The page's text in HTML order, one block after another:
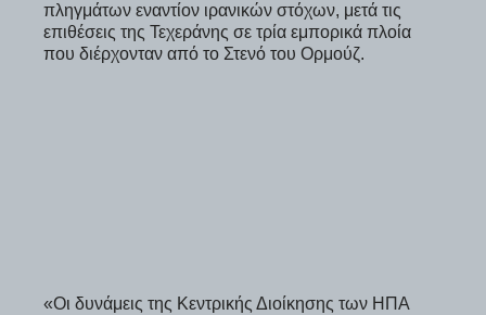
πληγμάτων εναντίον ιρανικών στόχων, μετά τις
επιθέσεις της Τεχεράνης σε τρία εμπορικά πλοία
που διέρχονταν από το Στενό του Ορμούζ.
«Οι δυνάμεις της Κεντρικής Διοίκησης των ΗΠΑ